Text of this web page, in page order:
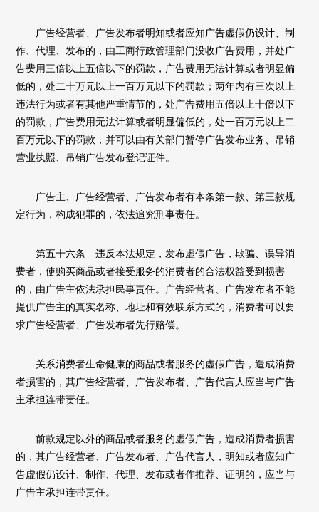
广告经营者、广告发布者明知或者应知广告虚假仍设计、制
作、代理、发布的，由工商行政管理部门没收广告费用，并处广
告费用三倍以上五倍以下的罚款，广告费用无法计算或者明显偏
低的，处二十万元以上一百万元以下的罚款；两年内有三次以上
违法行为或者有其他严重情节的，处广告费用五倍以上十倍以下
的罚款，广告费用无法计算或者明显偏低的，处一百万元以上二
百万元以下的罚款，并可以由有关部门暂停广告发布业务、吊销
营业执照、吊销广告发布登记证件。
广告主、广告经营者、广告发布者有本条第一款、第三款规
定行为，构成犯罪的，依法追究刑事责任。
第五十六条 违反本法规定，发布虚假广告，欺骗、误导消
费者，使购买商品或者接受服务的消费者的合法权益受到损害
的，由广告主依法承担民事责任。广告经营者、广告发布者不能
提供广告主的真实名称、地址和有效联系方式的，消费者可以要
求广告经营者、广告发布者先行赔偿。
关系消费者生命健康的商品或者服务的虚假广告，造成消费
者损害的，其广告经营者、广告发布者、广告代言人应当与广告
主承担连带责任。
前款规定以外的商品或者服务的虚假广告，造成消费者损害
的，其广告经营者、广告发布者、广告代言人，明知或者应知广
告虚假仍设计、制作、代理、发布或者作推荐、证明的，应当与
广告主承担连带责任。